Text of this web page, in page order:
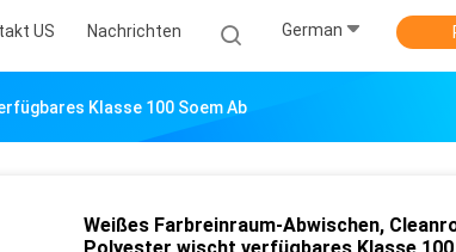
US Nachrichten German
Klasse 100 Soem Ab
Weißes Farbreinraum-Abwischen,